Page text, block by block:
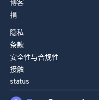
博客
捐
隐私
条款
安全性与合规性
接触
status